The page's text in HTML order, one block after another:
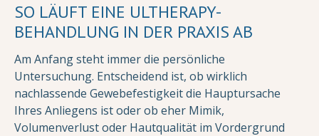
SO LÄUFT EINE ULTHERAPY-
BEHANDLUNG IN DER PRAXIS AB
Am Anfang steht immer die persönliche
Untersuchung. Entscheidend ist, ob wirklich
nachlassende Gewebefestigkeit die Hauptursache
Ihres Anliegens ist oder ob eher Mimik,
Volumenverlust oder Hautqualität im Vordergrund